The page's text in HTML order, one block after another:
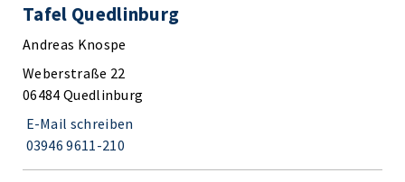
Tafel Quedlinburg
Andreas Knospe
Weberstraße 22
06484 Quedlinburg
E-Mail schreiben
03946 9611-210